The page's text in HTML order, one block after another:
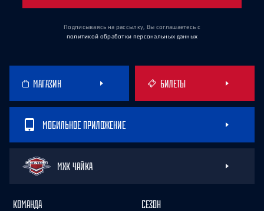
Подписываясь на рассылку, Вы соглашаетесь с
политикой обработки персональных данных
МАГАЗИН БИЛЕТЫ
МОБИЛЬНОЕ ПРИЛОЖЕНИЕ
МХК ЧАЙКА
КОМАНДА СЕЗОН